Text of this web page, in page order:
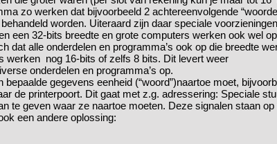
zo werken dat bijvoorbeeld 2 achtereenvolgende
worden. Uiteraard zijn daar speciale
een 32-bits breedte en grote computers werken ook wel
dat alle onderdelen en programma’s ook op die breedte
werken nog 16-bits of zelfs 8 bits. Dit levert weer
onderdelen en programma’s op.
gegevens eenheid (“woord”)naartoe moet,
de printerpoort. Dit gaat met z.g. adressering: Speciale
te geven waar ze naartoe moeten. Deze signalen staan op
een andere oplossing: